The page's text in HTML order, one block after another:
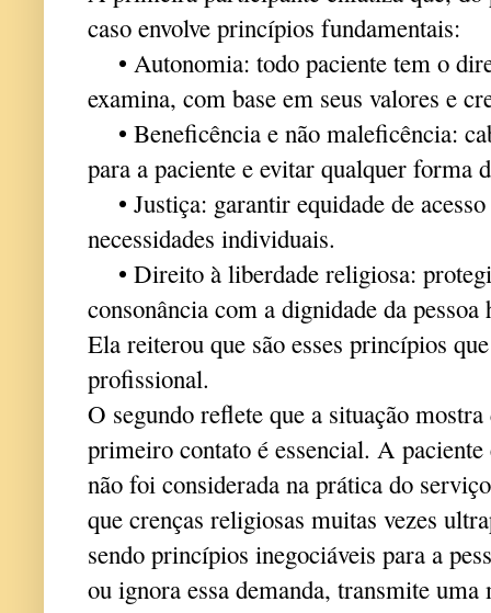
caso envolve princípios fundamentais:
• Autonomia: todo paciente tem o
examina, com base em seus valores e
• Beneficência e não maleficência:
para a paciente e evitar qualquer forma
• Justiça: garantir equidade de
necessidades individuais.
• Direito à liberdade religiosa:
consonância com a dignidade da pessoa
Ela reiterou que são esses princípios
profissional.
O segundo reflete que a situação
primeiro contato é essencial. A paciente
não foi considerada na prática do
que crenças religiosas muitas vezes
sendo princípios inegociáveis para a
ou ignora essa demanda, transmite